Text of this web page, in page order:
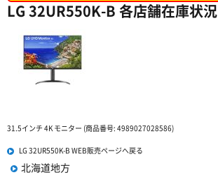
LG 32UR550K-B 各店舗在庫状況
31.5インチ 4K モニター (商品番号: 4989027028586)
LG 32UR550K-B WEB販売ページへ戻る
北海道地方